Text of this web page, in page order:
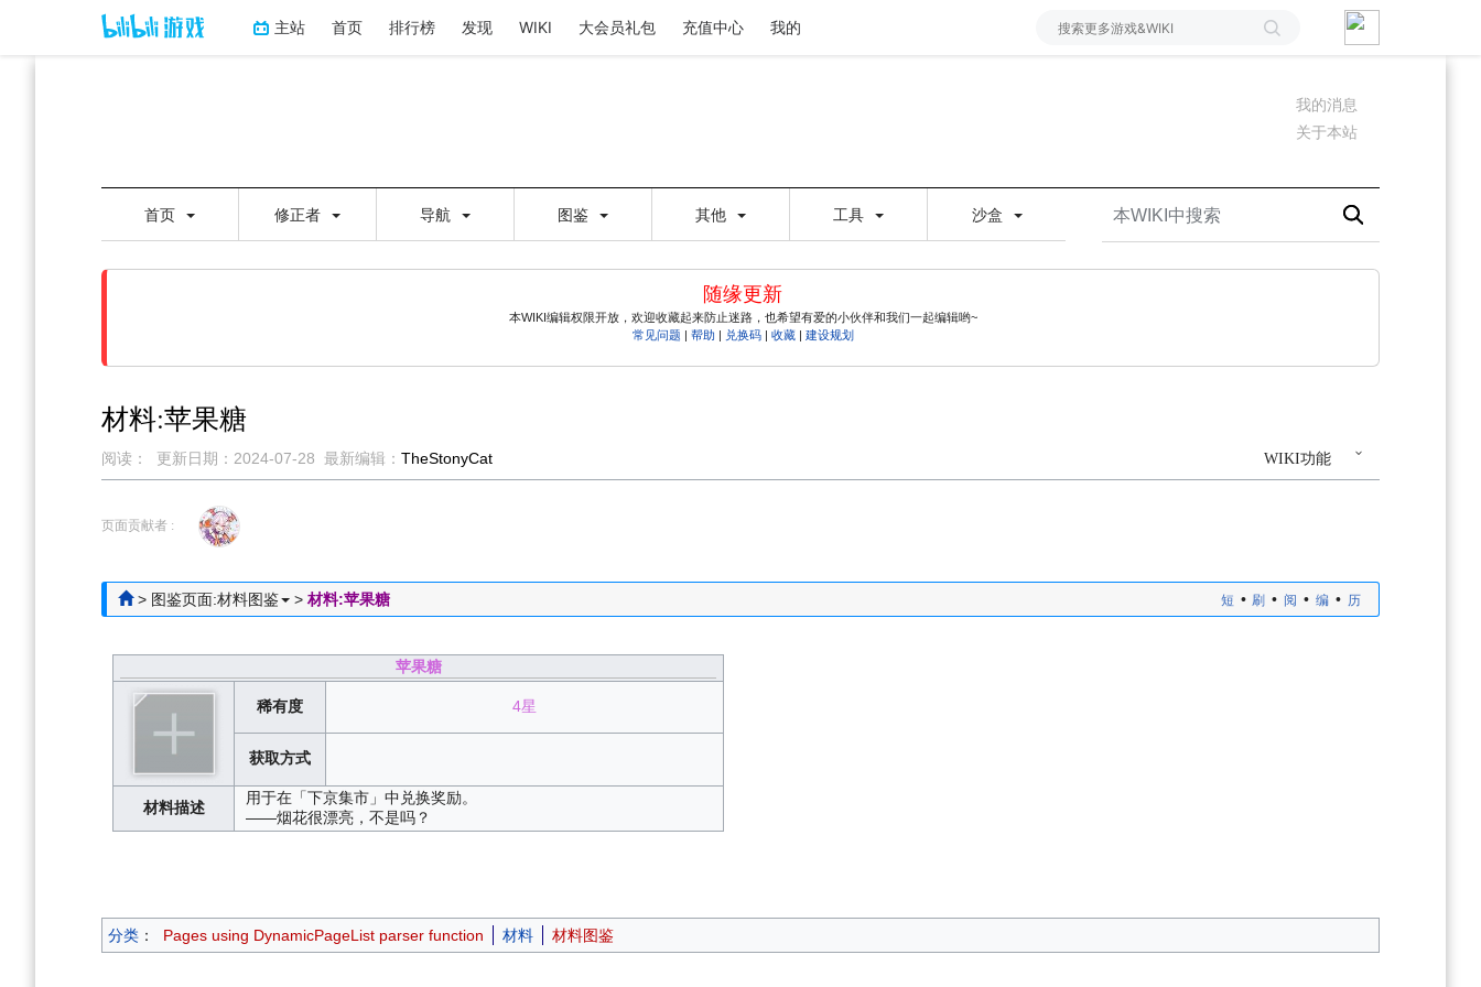
主站 首页 排行榜 发现 WIKI 大会员礼包 充值中心 我的
我的消息
关于本站
首页 修正者 导航 图鉴 其他 工具 沙盒
随缘更新
本WIKI编辑权限开放，欢迎收藏起来防止迷路，也希望有爱的小伙伴和我们一起编辑哟~
常见问题 | 帮助 | 兑换码| 收藏| 建设规划
材料:苹果糖
WIKI功能
阅读： 更新日期： 2024-07-28 最新编辑： TheStonyCat
到
到
页面贡献者 :
> 图鉴页面:材料图鉴 > 材料:苹果糖 短 • 刷 • 阅 • 编 • 历
苹果糖
稀有度 4星
获取方式
材料描述
用于在「下京集市」中兑换奖励。
——烟花很漂亮，不是吗？
分类 ： Pages using DynamicPageList parser function 材料 材料图鉴